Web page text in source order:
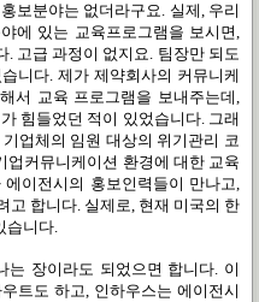
보분야는 없더라구요. 실제, 우리
에 있는 교육프로그램을 보시면,
고급 과정이 없지요. 팀장만 되도
니다. 제가 제약회사의 커뮤니케
서 교육 프로그램을 보내주는데,
힘들었던 적이 있었습니다. 그래
업체의 임원 대상의 위기관리 코
업커뮤니케이션 환경에 대한 교육
이전시의 홍보인력들이 만나고,
고 합니다. 실제로, 현재 미국의 한
습니다.
는 장이라도 되었으면 합니다. 이
트도 하고, 인하우스는 에이전시